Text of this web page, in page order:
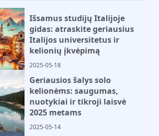
Išsamus studijų Italijoje
gidas: atraskite geriausius
Italijos universitetus ir
kelionių įkvėpimą
2025-05-18
Geriausios šalys solo
kelionėms: saugumas,
nuotykiai ir tikroji laisvė
2025 metams
2025-05-14